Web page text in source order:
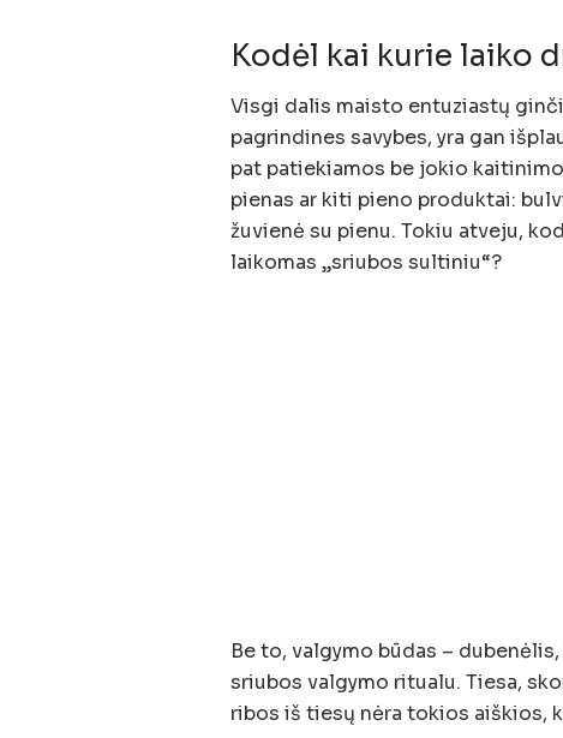
Kodėl kai kurie laiko
Visgi dalis maisto entuziastų
pagrindines savybes, yra gan
pat patiekiamos be jokio
pienas ar kiti pieno produktai:
žuvienė su pienu. Tokiu atveju,
laikomas „sriubos sultiniu“?
Be to, valgymo būdas –
sriubos valgymo ritualu. Tiesa,
ribos iš tiesų nėra tokios aiškios,